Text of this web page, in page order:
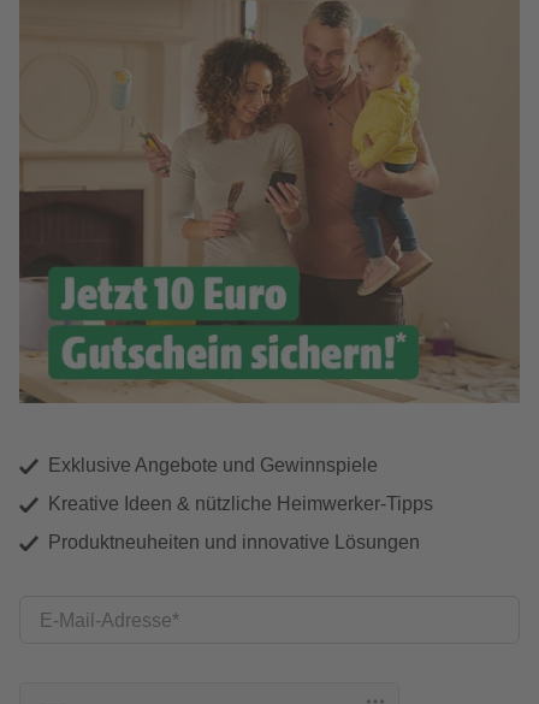
Exklusive Angebote und Gewinnspiele
Kreative Ideen & nützliche Heimwerker-Tipps
Produktneuheiten und innovative Lösungen
E-Mail-Adresse